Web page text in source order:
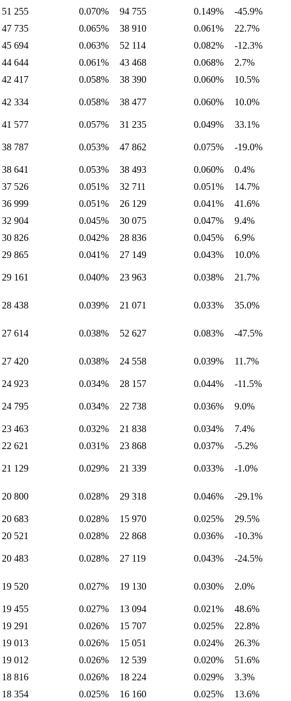
51 255 0.070% 94 755 0.149% -45.9%
47 735 0.065% 38 910 0.061% 22.7%
45 694 0.063% 52 114 0.082% -12.3%
44 644 0.061% 43 468 0.068% 2.7%
42 417 0.058% 38 390 0.060% 10.5%
42 334 0.058% 38 477 0.060% 10.0%
41 577 0.057% 31 235 0.049% 33.1%
38 787 0.053% 47 862 0.075% -19.0%
38 641 0.053% 38 493 0.060% 0.4%
37 526 0.051% 32 711 0.051% 14.7%
36 999 0.051% 26 129 0.041% 41.6%
32 904 0.045% 30 075 0.047% 9.4%
30 826 0.042% 28 836 0.045% 6.9%
29 865 0.041% 27 149 0.043% 10.0%
29 161 0.040% 23 963 0.038% 21.7%
28 438 0.039% 21 071 0.033% 35.0%
27 614 0.038% 52 627 0.083% -47.5%
27 420 0.038% 24 558 0.039% 11.7%
24 923 0.034% 28 157 0.044% -11.5%
24 795 0.034% 22 738 0.036% 9.0%
23 463 0.032% 21 838 0.034% 7.4%
22 621 0.031% 23 868 0.037% -5.2%
21 129 0.029% 21 339 0.033% -1.0%
20 800 0.028% 29 318 0.046% -29.1%
20 683 0.028% 15 970 0.025% 29.5%
20 521 0.028% 22 868 0.036% -10.3%
20 483 0.028% 27 119 0.043% -24.5%
19 520 0.027% 19 130 0.030% 2.0%
19 455 0.027% 13 094 0.021% 48.6%
19 291 0.026% 15 707 0.025% 22.8%
19 013 0.026% 15 051 0.024% 26.3%
19 012 0.026% 12 539 0.020% 51.6%
18 816 0.026% 18 224 0.029% 3.3%
18 354 0.025% 16 160 0.025% 13.6%